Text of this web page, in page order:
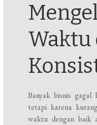
Waktu
Banyak bisnis
tetapi karena
waktu dengan baik